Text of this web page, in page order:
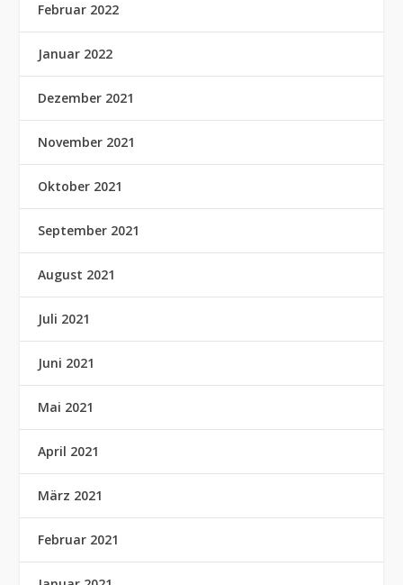
Februar 2022
Januar 2022
Dezember 2021
November 2021
Oktober 2021
September 2021
August 2021
Juli 2021
Juni 2021
Mai 2021
April 2021
März 2021
Februar 2021